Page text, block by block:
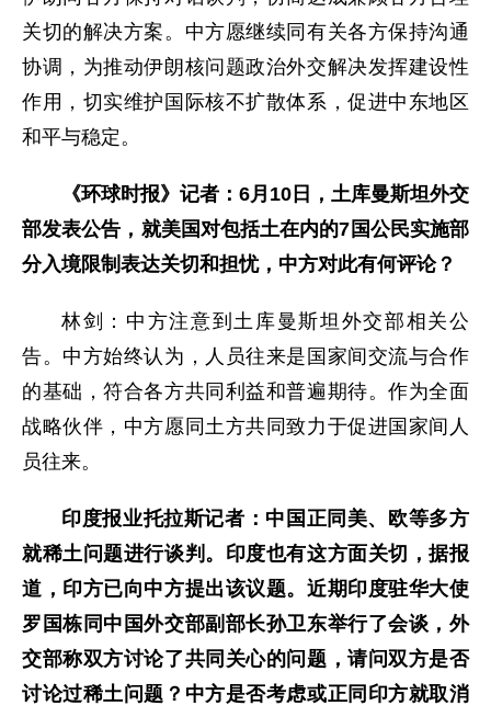
关切的解决方案。中方愿继续同有关各方保持沟通
协调，为推动伊朗核问题政治外交解决发挥建设性
作用，切实维护国际核不扩散体系，促进中东地区
和平与稳定。
《环球时报》记者：6月10日，土库曼斯坦外交
部发表公告，就美国对包括土在内的7国公民实施部
分入境限制表达关切和担忧，中方对此有何评论？
林剑：中方注意到土库曼斯坦外交部相关公
告。中方始终认为，人员往来是国家间交流与合作
的基础，符合各方共同利益和普遍期待。作为全面
战略伙伴，中方愿同土方共同致力于促进国家间人
员往来。
印度报业托拉斯记者：中国正同美、欧等多方
就稀土问题进行谈判。印度也有这方面关切，据报
道，印方已向中方提出该议题。近期印度驻华大使
罗国栋同中国外交部副部长孙卫东举行了会谈，外
交部称双方讨论了共同关心的问题，请问双方是否
讨论过稀土问题？中方是否考虑或正同印方就取消